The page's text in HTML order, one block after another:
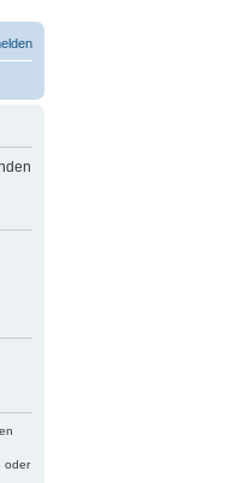
oder